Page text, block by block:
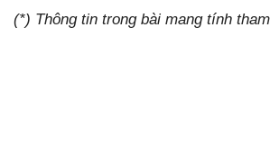
(*) Thông tin trong bài mang tính